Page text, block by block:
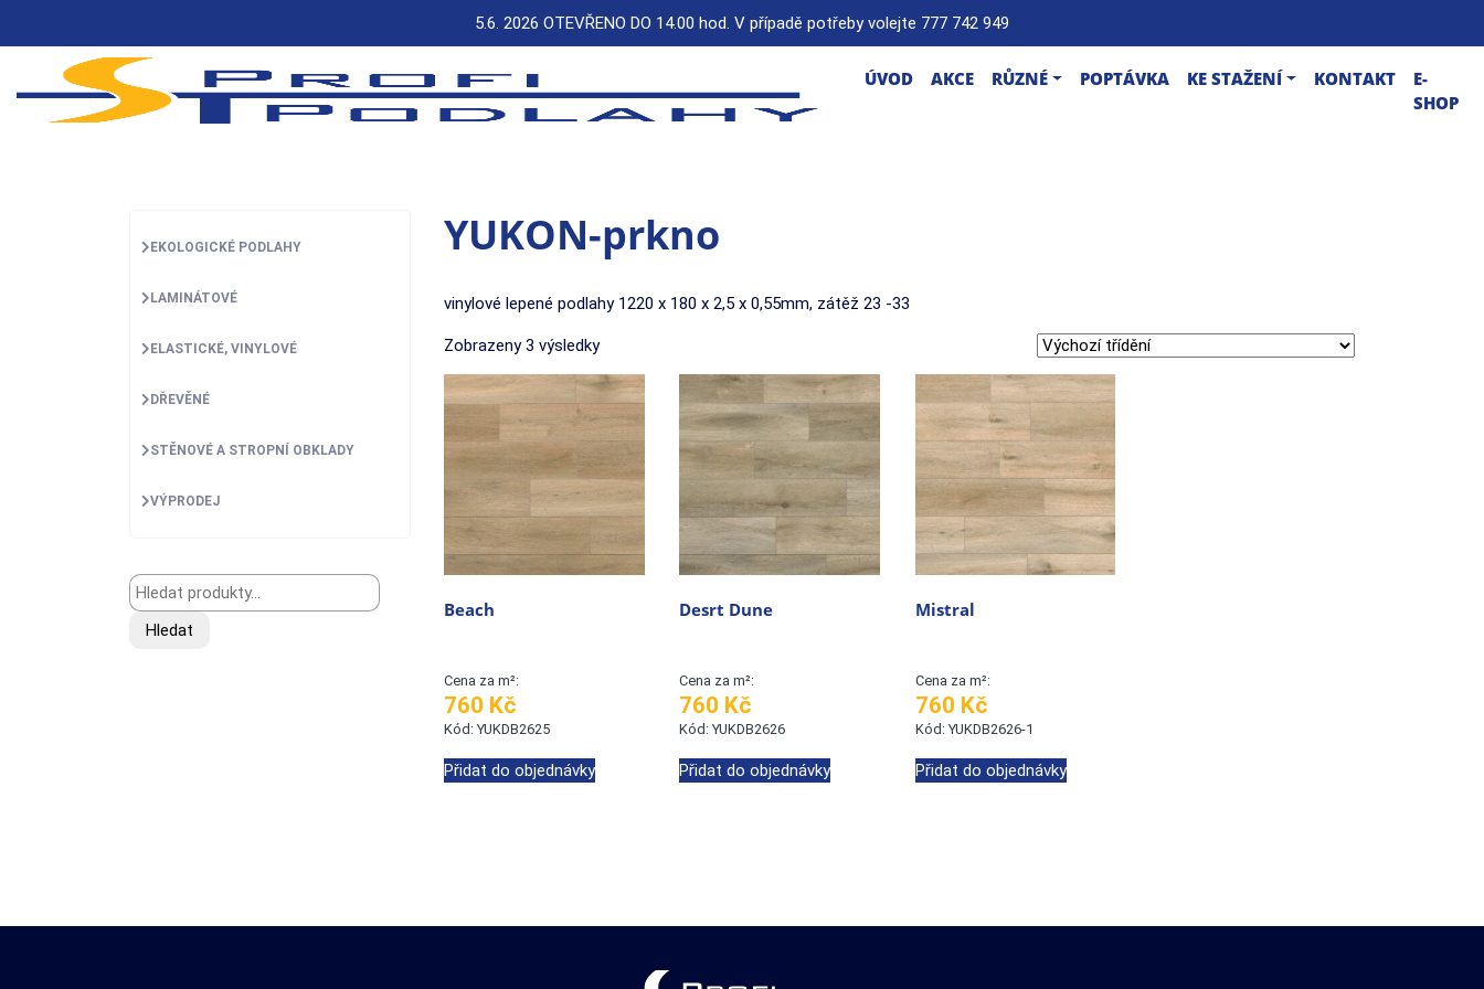
5.6. 2026 OTEVŘENO DO 14.00 hod. V případě potřeby volejte 777 742 949
ÚVOD AKCE RŮZNÉ POPTÁVKA KE STAŽENÍ KONTAKT
E-
SHOP
EKOLOGICKÉ PODLAHY
LAMINÁTOVÉ
ELASTICKÉ, VINYLOVÉ
DŘEVĚNÉ
STĚNOVÉ A STROPNÍ OBKLADY
VÝPRODEJ
Hledat:
Hledat
YUKON-prkno
vinylové lepené podlahy 1220 x 180 x 2,5 x 0,55mm, zátěž 23 -33
Zobrazeny 3 výsledky
Beach
Cena za m²:
760 Kč
Kód: YUKDB2625
Přidat do objednávky
Desrt Dune
Cena za m²:
760 Kč
Kód: YUKDB2626
Přidat do objednávky
Mistral
Cena za m²:
760 Kč
Kód: YUKDB2626-1
Přidat do objednávky